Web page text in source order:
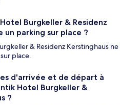
Burgkeller & Residenz
un parking sur place ?
& Residenz Kerstinghaus ne
place.
d'arrivée et de départ à
Hotel Burgkeller &
?